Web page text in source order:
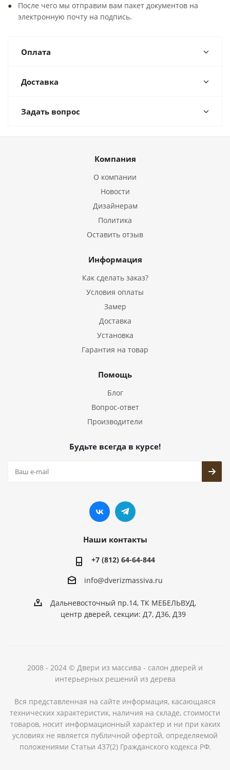
После чего мы отправим вам пакет документов на
электронную почту на подпись.
Оплата
Доставка
Задать вопрос
Компания
О компании
Новости
Дизайнерам
Политика
Оставить отзыв
Информация
Как сделать заказ?
Условия оплаты
Замер
Доставка
Установка
Гарантия на товар
Помощь
Блог
Вопрос-ответ
Производители
Будьте всегда в курсе!
Наши контакты
+7 (812) 64-64-844
info@dverizmassiva.ru
Дальневосточный пр.14, ТК МЕБЕЛЬВУД,
центр дверей, секции: Д7, Д36, Д39
2008 - 2024 © Двери из массива - салон дверей и
интерьерных решений из дерева
Вся представленная на сайте информация, касающаяся
технических характеристик, наличия на складе, стоимости
товаров, носит информационный характер и ни при каких
условиях не является публичной офертой, определяемой
положениями Статьи 437(2) Гражданского кодекса РФ.